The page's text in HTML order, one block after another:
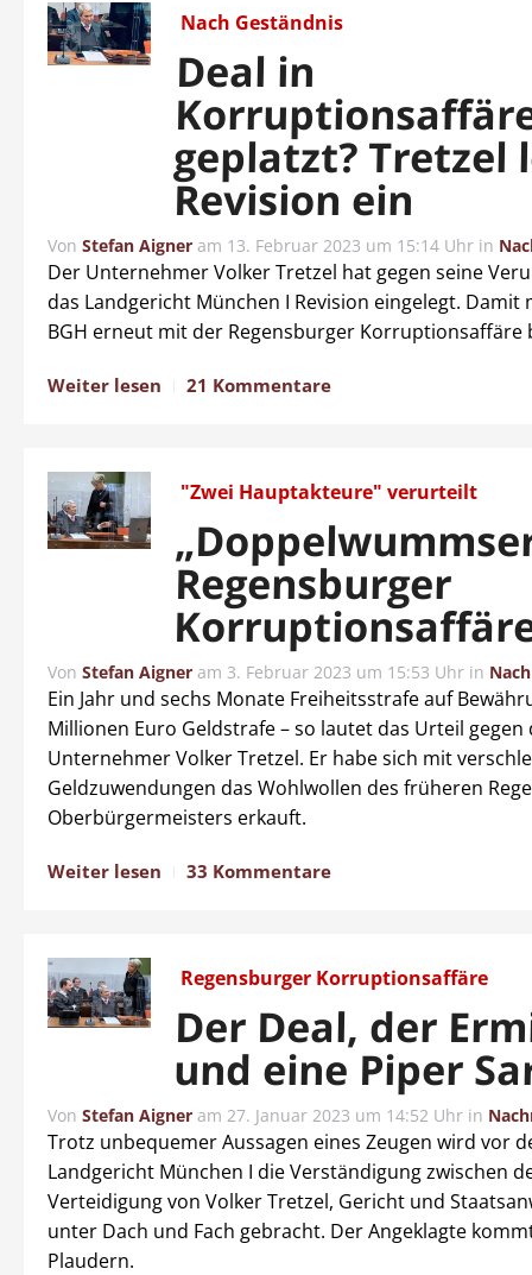
Nach Geständnis
Deal in
geplatzt? Tretzel
Revision ein
Von Stefan Aigner am 13. Februar 2023 um 15:14 Uhr in
Der Unternehmer Volker Tretzel hat gegen seine
das Landgericht München I Revision eingelegt. Damit
BGH erneut mit der Regensburger Korruptionsaffäre
Weiter lesen 21 Kommentare
"Zwei Hauptakteure" verurteilt
Regensburger
Von Stefan Aigner am 3. Februar 2023 um 15:53 Uhr in
Ein Jahr und sechs Monate Freiheitsstrafe auf
Millionen Euro Geldstrafe – so lautet das Urteil gegen
Unternehmer Volker Tretzel. Er habe sich mit
Geldzuwendungen das Wohlwollen des früheren
Oberbürgermeisters erkauft.
Weiter lesen 33 Kommentare
Regensburger Korruptionsaffäre
Der Deal, der
und eine Piper
Von Stefan Aigner am 27. Januar 2023 um 14:52 Uhr in
Trotz unbequemer Aussagen eines Zeugen wird vor
Landgericht München I die Verständigung zwischen
Verteidigung von Volker Tretzel, Gericht und
unter Dach und Fach gebracht. Der Angeklagte
Plaudern.